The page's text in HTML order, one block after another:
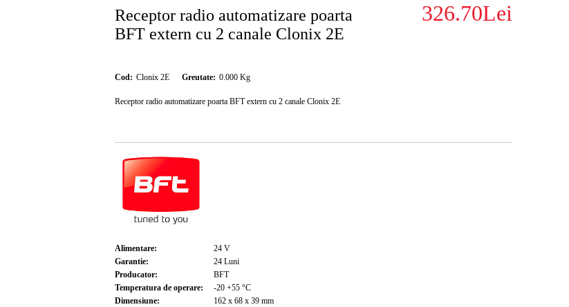
Receptor radio automatizare poarta
BFT extern cu 2 canale Clonix 2E
326.70Lei
Cod: Clonix 2E Greutate: 0.000 Kg
Receptor radio automatizare poarta BFT extern cu 2 canale Clonix 2E
Alimentare: 24 V
Garantie:
24 Luni
Producator:
BFT
Temperatura de operare:
-20 +55 °C
Dimensiune:
162 x 68 x 39 mm